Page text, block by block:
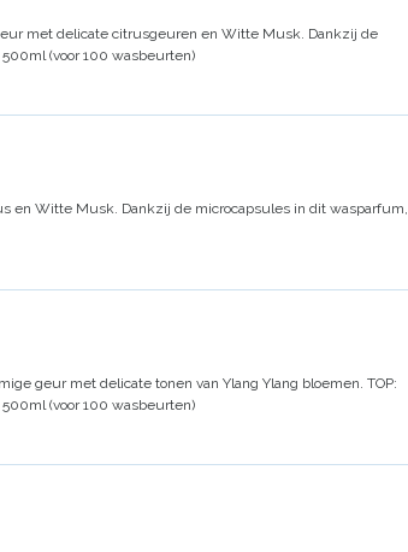
met delicate citrusgeuren en Witte Musk. Dankzij de
500ml (voor 100 wasbeurten)
en Witte Musk. Dankzij de microcapsules in dit wasparfum,
geur met delicate tonen van Ylang Ylang bloemen. TOP:
500ml (voor 100 wasbeurten)